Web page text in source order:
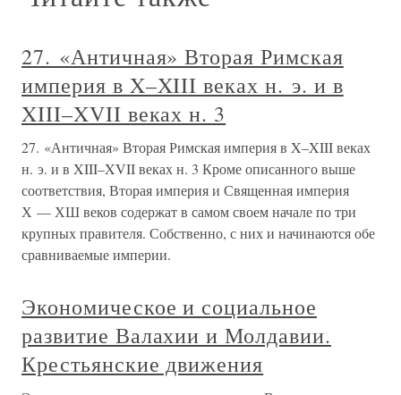
27. «Античная» Вторая Римская
империя в X–XIII веках н. э. и в
XIII–XVII веках н. 3
27. «Античная» Вторая Римская империя в X–XIII веках
н. э. и в XIII–XVII веках н. 3 Кроме описанного выше
соответствия, Вторая империя и Священная империя
Х — ХШ веков содержат в самом своем начале по три
крупных правителя. Собственно, с них и начинаются обе
сравниваемые империи.
Экономическое и социальное
развитие Валахии и Молдавии.
Крестьянские движения